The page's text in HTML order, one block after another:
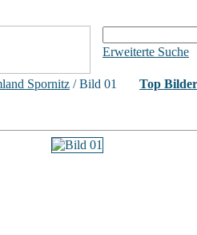
Erweiterte Suche
Spornitz / Bild 01 Top Bilder